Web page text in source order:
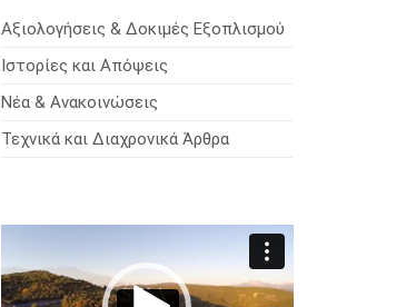
Αξιολογήσεις & Δοκιμές Εξοπλισμού
Ιστορίες και Απόψεις
Νέα & Ανακοινώσεις
Τεχνικά και Διαχρονικά Άρθρα
Βίντεο